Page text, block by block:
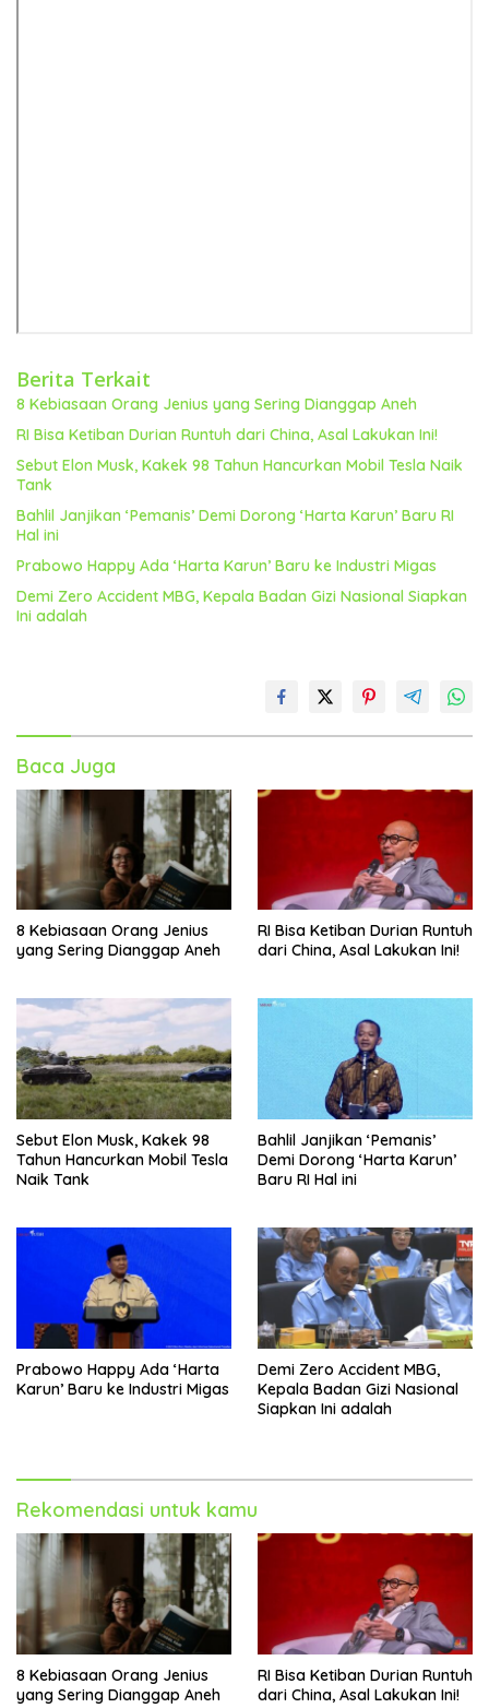
Berita Terkait
8 Kebiasaan Orang Jenius yang Sering Dianggap Aneh
RI Bisa Ketiban Durian Runtuh dari China, Asal Lakukan Ini!
Sebut Elon Musk, Kakek 98 Tahun Hancurkan Mobil Tesla Naik
Tank
Bahlil Janjikan ‘Pemanis’ Demi Dorong ‘Harta Karun’ Baru RI
Hal ini
Prabowo Happy Ada ‘Harta Karun’ Baru ke Industri Migas
Demi Zero Accident MBG, Kepala Badan Gizi Nasional Siapkan
Ini adalah
Baca Juga
8 Kebiasaan Orang Jenius
yang Sering Dianggap Aneh
RI Bisa Ketiban Durian Runtuh
dari China, Asal Lakukan Ini!
Sebut Elon Musk, Kakek 98
Tahun Hancurkan Mobil Tesla
Naik Tank
Bahlil Janjikan ‘Pemanis’
Demi Dorong ‘Harta Karun’
Baru RI Hal ini
Prabowo Happy Ada ‘Harta
Karun’ Baru ke Industri Migas
Demi Zero Accident MBG,
Kepala Badan Gizi Nasional
Siapkan Ini adalah
Rekomendasi untuk kamu
8 Kebiasaan Orang Jenius
yang Sering Dianggap Aneh
RI Bisa Ketiban Durian Runtuh
dari China, Asal Lakukan Ini!